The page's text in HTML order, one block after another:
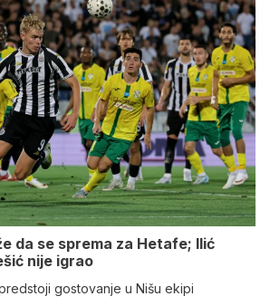
da se sprema za Hetafe; Ilić
nije igrao
gostovanje u Nišu ekipi